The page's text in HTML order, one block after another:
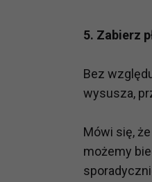
5. Zabierz
Bez
wysusza,
Mówi się,
możemy